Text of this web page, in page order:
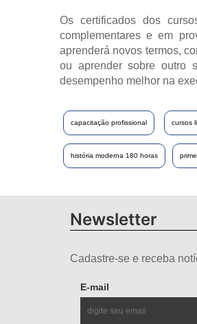
Os certificados dos
complementares e em
aprenderá novos termos,
ou aprender sobre outro
desempenho melhor na
capacitação profissional cursos
história moderna 180 horas
Newsletter
Cadastre-se e receba
E-mail